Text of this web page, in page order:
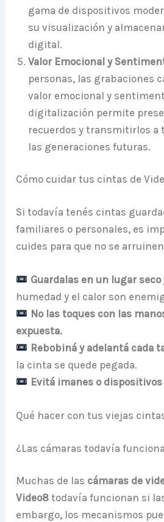
gama de dispositivos
su visualización y
digital.
Valor Emocional y
personas, las grabaciones
valor emocional y
digitalización permite
recuerdos y transmitirlos a
las generaciones futuras.
Cómo cuidar tus cintas de
Si todavía tenés cintas
familiares o personales, es
cuides para que no se
Guardalas en un lugar seco
humedad y el calor son
No las toques con las
expuesta.
Rebobiná y adelantá cada
la cinta se quede pegada.
Evitá imanes o
Qué hacer con tus viejas
¿Las cámaras todavía
Muchas de las cámaras de
Video8 todavía funcionan si
embargo, los mecanismos